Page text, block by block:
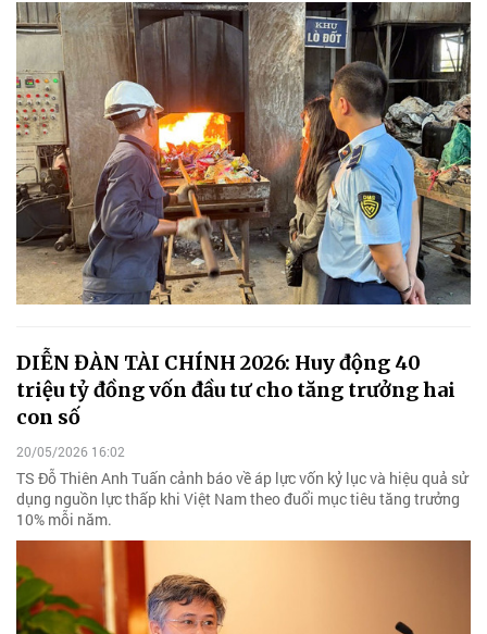
DIỄN ĐÀN TÀI CHÍNH 2026: Huy động 40
triệu tỷ đồng vốn đầu tư cho tăng trưởng hai
con số
20/05/2026 16:02
TS Đỗ Thiên Anh Tuấn cảnh báo về áp lực vốn kỷ lục và hiệu quả sử
dụng nguồn lực thấp khi Việt Nam theo đuổi mục tiêu tăng trưởng
10% mỗi năm.